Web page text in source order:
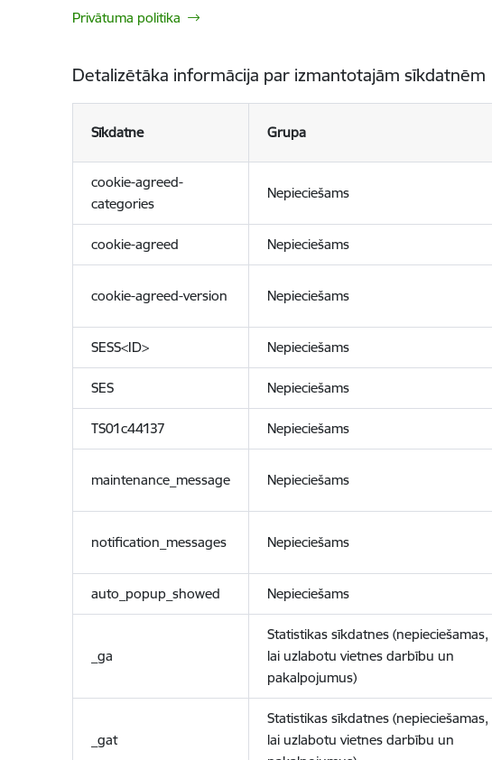
Privātuma politika
Detalizētāka informācija par izmantotajām sīkdatnēm
Sīkdatne Grupa
cookie-agreed-
categories
Nepieciešams
cookie-agreed Nepieciešams
cookie-agreed-version Nepieciešams
SESS<ID> Nepieciešams
SES Nepieciešams
TS01c44137 Nepieciešams
maintenance_message Nepieciešams
notification_messages Nepieciešams
auto_popup_showed Nepieciešams
_ga
Statistikas sīkdatnes (nepieciešamas,
lai uzlabotu vietnes darbību un
pakalpojumus)
_gat
Statistikas sīkdatnes (nepieciešamas,
lai uzlabotu vietnes darbību un